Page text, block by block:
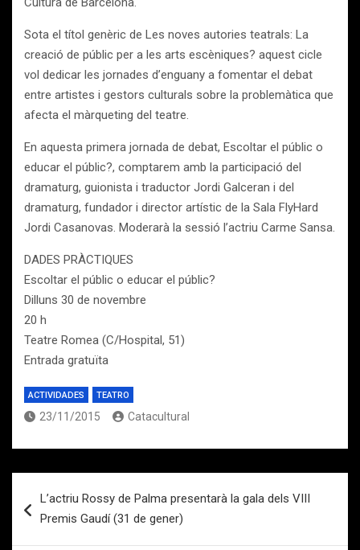
Sota el títol genèric de Les noves autories teatrals: La
creació de públic per a les arts escèniques? aquest cicle
vol dedicar les jornades d’enguany a fomentar el debat
entre artistes i gestors culturals sobre la problemàtica que
afecta el màrqueting del teatre.
En aquesta primera jornada de debat, Escoltar el públic o
educar el públic?, comptarem amb la participació del
dramaturg, guionista i traductor Jordi Galceran i del
dramaturg, fundador i director artístic de la Sala FlyHard
Jordi Casanovas. Moderarà la sessió l’actriu Carme Sansa.
DADES PRÀCTIQUES
Escoltar el públic o educar el públic?
Dilluns 30 de novembre
20 h
Teatre Romea (C/Hospital, 51)
Entrada gratuïta
ACTIVIDADES TEATRO
23/11/2015 Catacultural
de
L’actriu Rossy de Palma presentarà la gala dels VIII
Premis Gaudí (31 de gener)